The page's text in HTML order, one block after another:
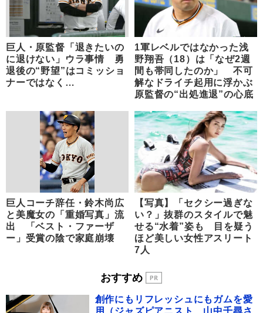
巨人・原監督「退きたいの
に退けない」ウラ事情 勇
退後の“野望”はコミッショ
ナーではなく…
1軍レベルではなかった浅
野翔吾（18）は「なぜ2週
間も帯同したのか」 不可
解なドライチ起用に浮かぶ
原監督の“出処進退”の心底
巨人コーチ辞任・鈴木尚広
と美魔女の「重婚写真」流
出 「ベスト・ファーザ
ー」受賞の陰で家庭崩壊
【写真】「セクシー過ぎな
い？」抜群のスタイルで魅
せる“水着”姿も 目を疑う
ほど美しい女性アスリート
7人
おすすめ
創作にもリフレッシュにもガムを愛
用（ジャズピアニスト 山中千尋さ